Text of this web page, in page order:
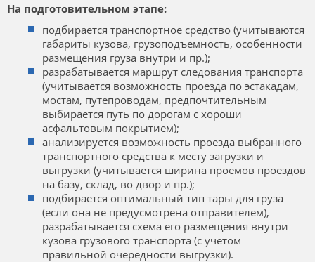
На подготовительном этапе:
подбирается транспортное средство (учитываются
габариты кузова, грузоподъемность, особенности
размещения груза внутри и пр.);
разрабатывается маршрут следования транспорта
(учитывается возможность проезда по эстакадам,
мостам, путепроводам, предпочтительным
выбирается путь по дорогам с хороши
асфальтовым покрытием);
анализируется возможность проезда выбранного
транспортного средства к месту загрузки и
выгрузки (учитывается ширина проемов проездов
на базу, склад, во двор и пр.);
подбирается оптимальный тип тары для груза
(если она не предусмотрена отправителем),
разрабатывается схема его размещения внутри
кузова грузового транспорта (с учетом
правильной очередности выгрузки).